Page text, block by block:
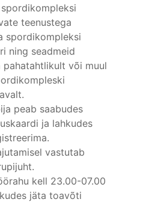
teenustega
spordikompleksi
ning seadmeid
pahatahtlikult või muul
peab saabudes
ja lahkudes
vastutab
kell 23.00-07.00
jäta toavõti